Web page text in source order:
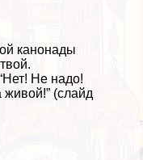
канонады
Не надо!
(слайд